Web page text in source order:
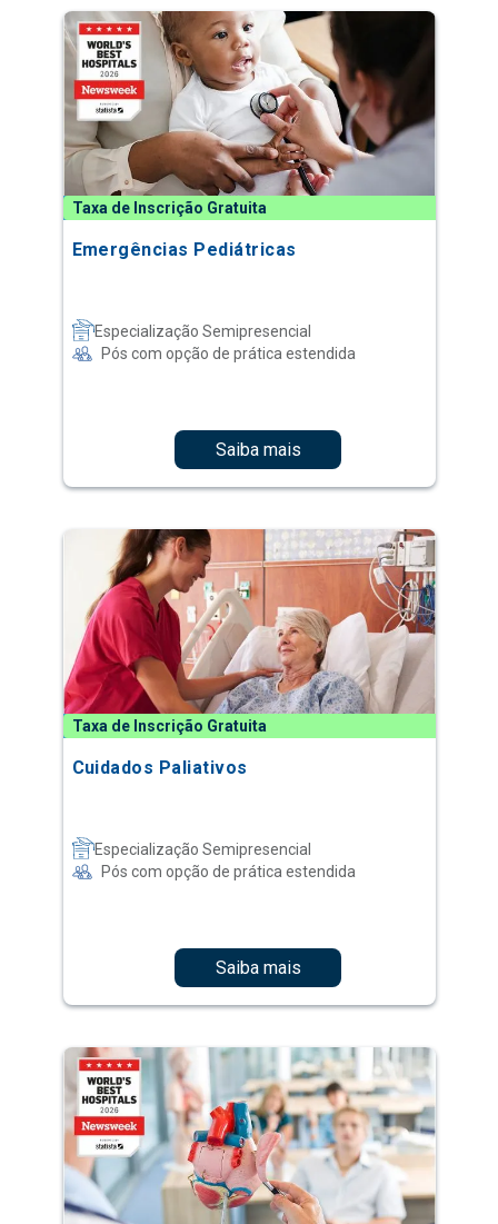
Taxa de Inscrição Gratuita
Emergências Pediátricas
Especialização Semipresencial
Pós com opção de prática estendida
Saiba mais
Taxa de Inscrição Gratuita
Cuidados Paliativos
Especialização Semipresencial
Pós com opção de prática estendida
Saiba mais